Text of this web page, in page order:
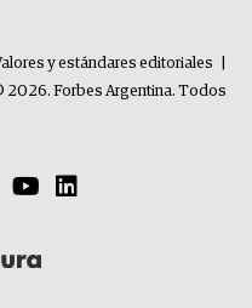
y estándares editoriales
2026. Forbes Argentina. Todos